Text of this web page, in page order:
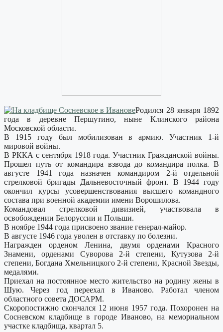
Родился 28 января 1892
года в деревне Першутино, ныне Клинского района
Московской области.
В 1915 году был мобилизован в армию. Участник 1-й
мировой войны.
В РККА с сентября 1918 года. Участник Гражданской войны.
Прошел путь от командира взвода до командира полка. В
августе 1941 года назначен командиром 2-й отдельной
стрелковой бригады Дальневосточный фронт. В 1944 году
окончил курсы усовершенствования высшего командного
состава при военной академии имени Ворошилова.
Командовал стрелковой дивизией, участвовала в
освобождении Белоруссии и Польши.
В ноябре 1944 года присвоено звание генерал-майор.
В августе 1946 года уволен в отставку по болезни.
Награжден орденом Ленина, двумя орденами Красного
Знамени, орденами Суворова 2-й степени, Кутузова 2-й
степени, Богдана Хмельницкого 2-й степени, Красной Звезды,
медалями.
Приехал на постоянное место жительство на родину жены в
Шую. Через год переехал в Иваново. Работал членом
областного совета ДОСАРМ.
Скоропостижно скончался 12 июня 1957 года. Похоронен на
Сосневском кладбище в городе Иваново, на мемориальном
участке кладбища, квартал 5.